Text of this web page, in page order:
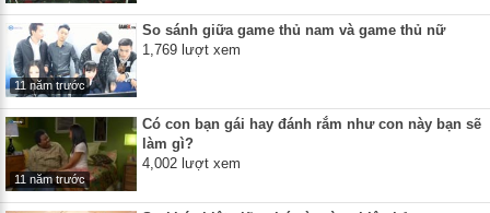
11 năm trước
So sánh giữa game thủ nam và game thủ nữ
1,769 lượt xem
11 năm trước
Có con bạn gái hay đánh rắm như con này bạn sẽ
làm gì?
4,002 lượt xem